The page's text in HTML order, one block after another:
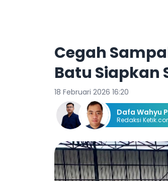
Cegah
Batu Siapkan
18 Februari 2026 16:20
Dafa Wahyu
Redaksi